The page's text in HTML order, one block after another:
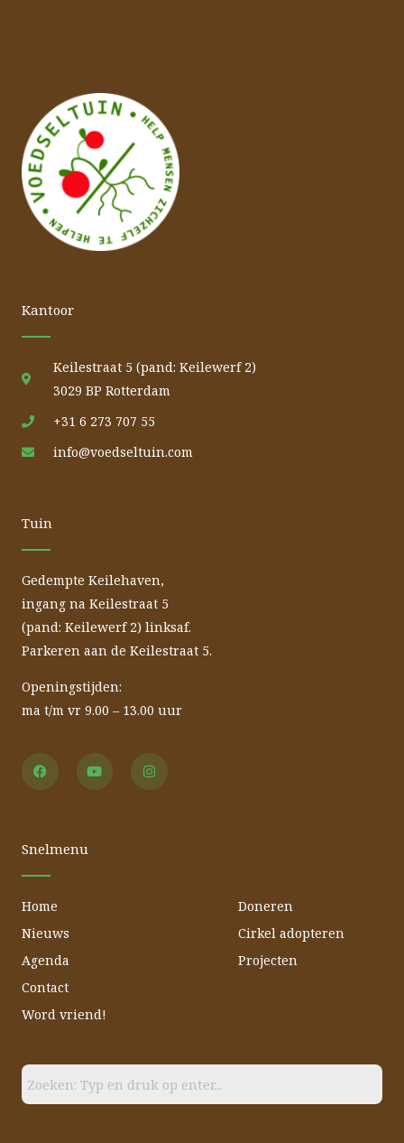
Kantoor
Keilestraat 5 (pand: Keilewerf 2)
3029 BP Rotterdam
+31 6 273 707 55
info@voedseltuin.com
Tuin
Gedempte Keilehaven,
ingang na Keilestraat 5
(pand: Keilewerf 2) linksaf.
Parkeren aan de Keilestraat 5.
Openingstijden:
ma t/m vr 9.00 – 13.00 uur
a
o
k
o n
Snelmenu
Home
Nieuws
Agenda
Contact
Word vriend!
Doneren
Cirkel adopteren
Projecten